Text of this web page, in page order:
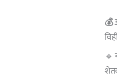
💰
🔹